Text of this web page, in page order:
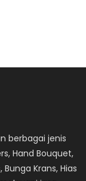
berbagai jenis
Hand Bouquet,
Krans, Hias